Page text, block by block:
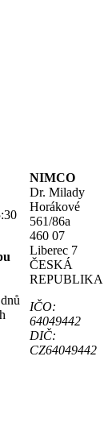
NIMCO
Dr. Milady
Horákové
561/86a
460 07
Liberec 7
ČESKÁ
REPUBLIKA
IČO:
64049442
DIČ:
CZ64049442